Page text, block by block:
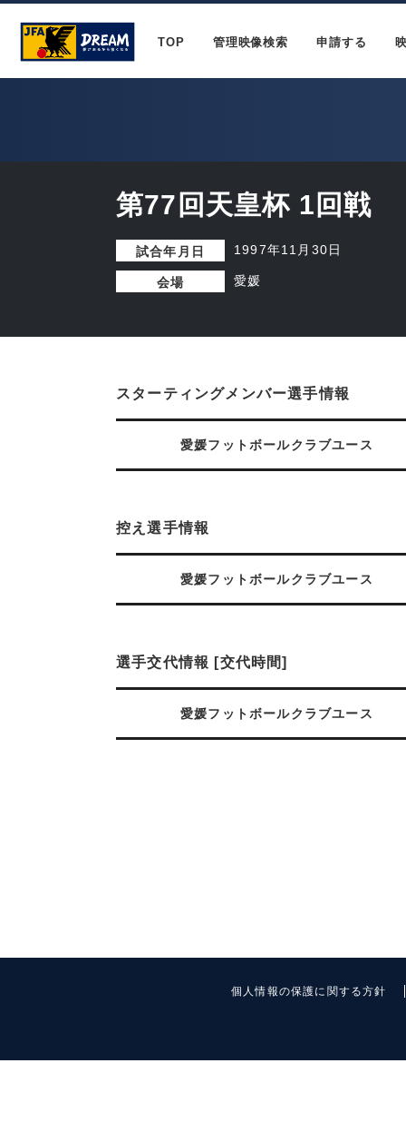
TOP 管理映像検索 申請する
第77回天皇杯 1回戦
試合年月日 1997年11月30日
会場 愛媛
スターティングメンバー選手情報
愛媛フットボールクラブユース
控え選手情報
愛媛フットボールクラブユース
選手交代情報 [交代時間]
愛媛フットボールクラブユース
個人情報の保護に関する方針